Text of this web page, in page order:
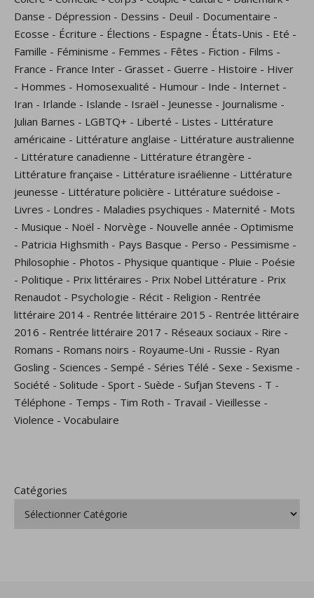
Danse - Dépression - Dessins - Deuil - Documentaire -
Ecosse - Écriture - Élections - Espagne - États-Unis - Eté -
Famille - Féminisme - Femmes - Fêtes - Fiction - Films -
France - France Inter - Grasset - Guerre - Histoire - Hiver
- Hommes - Homosexualité - Humour - Inde - Internet -
Iran - Irlande - Islande - Israël - Jeunesse - Journalisme -
Julian Barnes - LGBTQ+ - Liberté - Listes - Littérature
américaine - Littérature anglaise - Littérature australienne
- Littérature canadienne - Littérature étrangère -
Littérature française - Littérature israélienne - Littérature
jeunesse - Littérature policière - Littérature suédoise -
Livres - Londres - Maladies psychiques - Maternité - Mots
- Musique - Noël - Norvège - Nouvelle année - Optimisme
- Patricia Highsmith - Pays Basque - Perso - Pessimisme -
Philosophie - Photos - Physique quantique - Pluie - Poésie
- Politique - Prix littéraires - Prix Nobel Littérature - Prix
Renaudot - Psychologie - Récit - Religion - Rentrée
littéraire 2014 - Rentrée littéraire 2015 - Rentrée littéraire
2016 - Rentrée littéraire 2017 - Réseaux sociaux - Rire -
Romans - Romans noirs - Royaume-Uni - Russie - Ryan
Gosling - Sciences - Sempé - Séries Télé - Sexe - Sexisme -
Société - Solitude - Sport - Suède - Sufjan Stevens - T -
Téléphone - Temps - Tim Roth - Travail - Vieillesse -
Violence - Vocabulaire
Catégories